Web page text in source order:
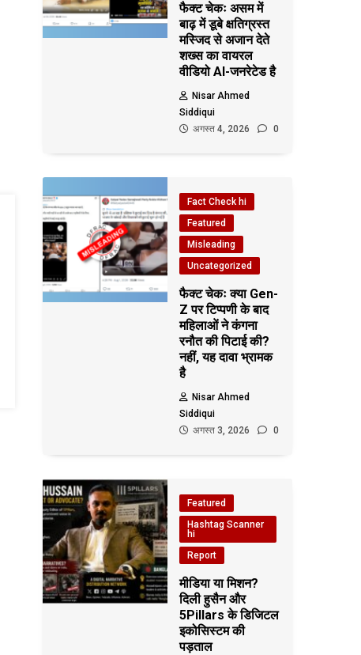
फैक्ट चेकः असम में
बाढ़ में डूबे क्षतिग्रस्त
मस्जिद से अजान देते
शख्स का वायरल
वीडियो AI-जनरेटेड है
Nisar Ahmed
Siddiqui
अगस्त 4, 2026
0
Fact Check hi
Featured
Misleading
Uncategorized
फैक्ट चेकः क्या Gen-
Z पर टिप्पणी के बाद
महिलाओं ने कंगना
रनौत की पिटाई की?
नहीं, यह दावा भ्रामक
है
Nisar Ahmed
Siddiqui
अगस्त 3, 2026
0
Featured
Hashtag Scanner
hi
Report
मीडिया या मिशन?
दिली हुसैन और
5Pillars के डिजिटल
इकोसिस्टम की
पड़ताल